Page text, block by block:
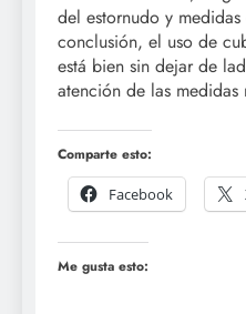
del estornudo y
conclusión, el uso de
está bien sin dejar de
atención de las medidas
Comparte esto:
Facebook
Me gusta esto: